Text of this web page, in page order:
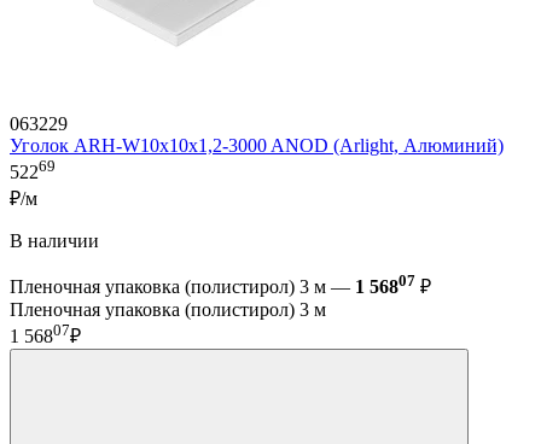
063229
Уголок ARH-W10x10x1,2-3000 ANOD (Arlight, Алюминий)
52269
₽/м
В наличии
Пленочная упаковка (полистирол) 3 м — 1 56807 ₽
Пленочная упаковка (полистирол) 3 м
1 56807₽